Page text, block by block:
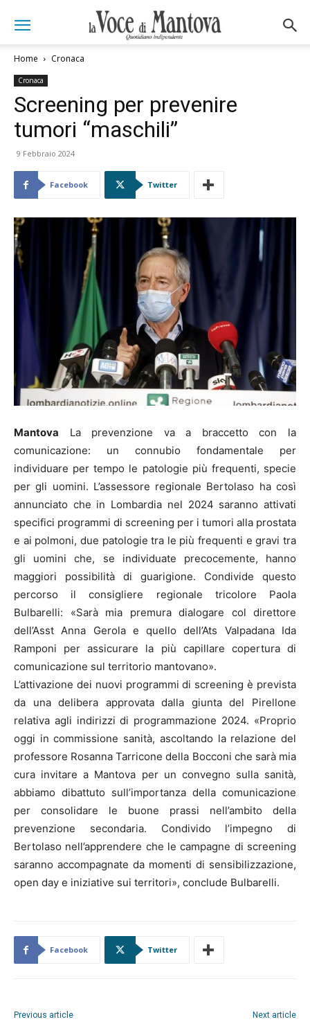
Home Cronaca
Cronaca
Screening per prevenire
tumori “maschili”
9 Febbraio 2024
Facebook Twitter
Mantova La prevenzione va a braccetto con la
comunicazione: un connubio fondamentale per
individuare per tempo le patologie più frequenti, specie
per gli uomini. L’assessore regionale Bertolaso ha così
annunciato che in Lombardia nel 2024 saranno attivati
specifici programmi di screening per i tumori alla prostata
e ai polmoni, due patologie tra le più frequenti e gravi tra
gli uomini che, se individuate precocemente, hanno
maggiori possibilità di guarigione. Condivide questo
percorso il consigliere regionale tricolore Paola
Bulbarelli: «Sarà mia premura dialogare col direttore
dell’Asst Anna Gerola e quello dell’Ats Valpadana Ida
Ramponi per assicurare la più capillare copertura di
comunicazione sul territorio mantovano».
L’attivazione dei nuovi programmi di screening è prevista
da una delibera approvata dalla giunta del Pirellone
relativa agli indirizzi di programmazione 2024. «Proprio
oggi in commissione sanità, ascoltando la relazione del
professore Rosanna Tarricone della Bocconi che sarà mia
cura invitare a Mantova per un convegno sulla sanità,
abbiamo dibattuto sull’importanza della comunicazione
per consolidare le buone prassi nell’ambito della
prevenzione secondaria. Condivido l’impegno di
Bertolaso nell’apprendere che le campagne di screening
saranno accompagnate da momenti di sensibilizzazione,
open day e iniziative sui territori», conclude Bulbarelli.
Facebook Twitter
Previous article Next article